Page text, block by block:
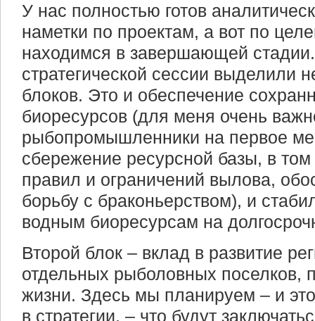
У нас полностью готов
наметки по проектам, а вот по
находимся в завершающей
стратегической сессии выделили
блоков. Это и обеспечение
биоресурсов (для меня очень
рыбопромышленники на первое
сбережение ресурсной базы, в
правил и ограничений вылова,
борьбу с браконьерством), и
водным биоресурсам на
Второй блок – вклад в развитие
отдельных рыболовных поселков,
жизни. Здесь мы планируем – и
в стратегии, – что будут